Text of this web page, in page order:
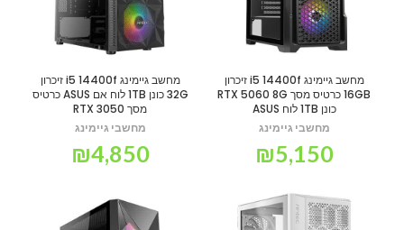
מחשב גיימינג i5 14400f זיכרון
16GB כרטיס מסך RTX 5060 8G
כונן 1TB לוח ASUS
מחשבי גיימינג
₪5,150
מחשב גיימינג i5 14400f זיכרון
32G כונן 1TB לוח אם ASUS כרטיס
מסך RTX 3050
מחשבי גיימינג
₪4,850